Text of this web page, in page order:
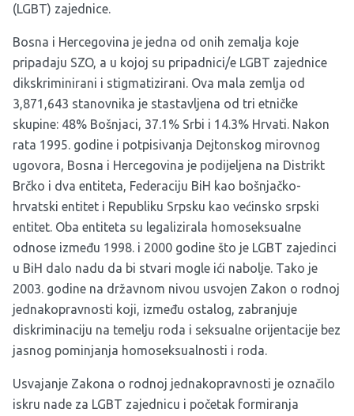
(LGBT) zajednice.
Bosna i Hercegovina je jedna od onih zemalja koje
pripadaju SZO, a u kojoj su pripadnici/e LGBT zajednice
dikskriminirani i stigmatizirani. Ova mala zemlja od
3,871,643 stanovnika je stastavljena od tri etničke
skupine: 48% Bošnjaci, 37.1% Srbi i 14.3% Hrvati. Nakon
rata 1995. godine i potpisivanja Dejtonskog mirovnog
ugovora, Bosna i Hercegovina je podijeljena na Distrikt
Brčko i dva entiteta, Federaciju BiH kao bošnjačko-
hrvatski entitet i Republiku Srpsku kao većinsko srpski
entitet. Oba entiteta su legalizirala homoseksualne
odnose između 1998. i 2000 godine što je LGBT zajedinci
u BiH dalo nadu da bi stvari mogle ići nabolje. Tako je
2003. godine na državnom nivou usvojen Zakon o rodnoj
jednakopravnosti koji, između ostalog, zabranjuje
diskriminaciju na temelju roda i seksualne orijentacije bez
jasnog pominjanja homoseksualnosti i roda.
Usvajanje Zakona o rodnoj jednakopravnosti je označilo
iskru nade za LGBT zajednicu i početak formiranja